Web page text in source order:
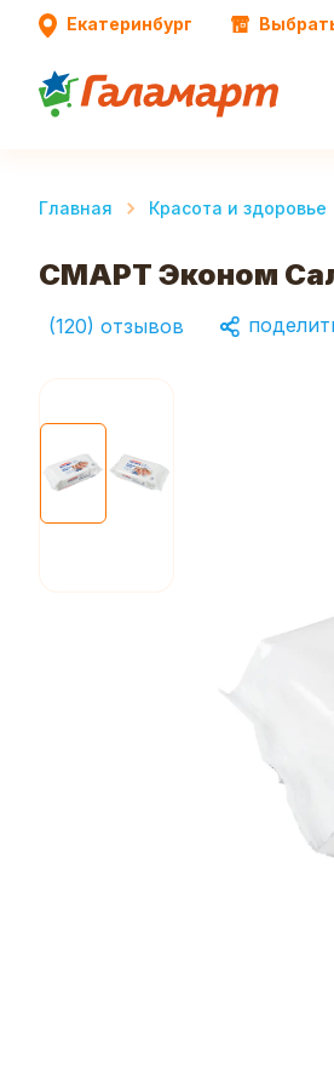
Екатеринбург
Главная Красота и здоровье
СМАРТ Эконом
(120) отзывов